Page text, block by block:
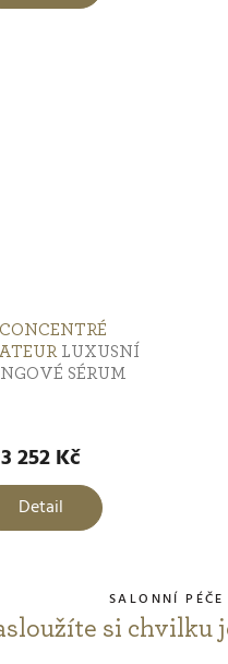
LUXUSNÍ
SÉRUM
3 252 Kč
Detail
SALONNÍ PÉČE
si chvilku